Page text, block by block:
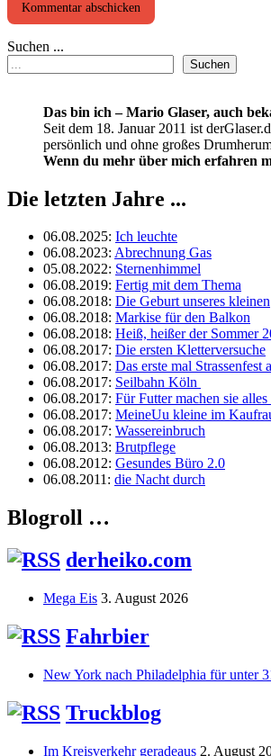
Suchen ...
Suchen
Das bin ich – Mario Glaser, auch
Seit dem 18. Januar 2011 ist
persönlich und ohne großes
Wenn du mehr über mich erfahren
Die letzten Jahre ...
06.08.2025: Ich leuchte
06.08.2023: Abrechnung Gas
05.08.2022: Sternenhimmel
06.08.2019: Fertig mit dem Thema
06.08.2018: Die Geburt unseres kleinen
06.08.2018: Markise für den Balkon
06.08.2018: Heiß, heißer der Sommer
06.08.2017: Die ersten Kletterversuche
06.08.2017: Das erste mal
06.08.2017: Seilbahn Köln
06.08.2017: Für Futter machen sie alles
06.08.2017: MeineUu kleine im
06.08.2017: Wassereinbruch
06.08.2013: Brutpflege
06.08.2012: Gesundes Büro 2.0
06.08.2011: die Nacht durch
Blogroll …
derheiko.com
Mega Eis 3. August 2026
Fahrbier
New York nach Philadelphia für unter
Truckblog
Im Kreisverkehr geradeaus 2. August